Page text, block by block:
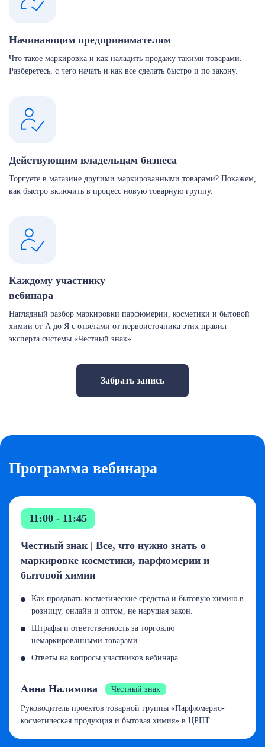
Начинающим предпринимателям
Что такое маркировка и как наладить продажу такими товарами.
Разберетесь, с чего начать и как все сделать быстро и по закону.
Действующим владельцам бизнеса
Торгуете в магазине другими маркированными товарами? Покажем,
как быстро включить в процесс новую товарную группу.
Каждому участнику
вебинара
Наглядный разбор маркировки парфюмерии, косметики и бытовой
химии от А до Я с ответами от первоисточника этих правил —
эксперта системы «Честный знак».
Забрать запись
Программа вебинара
11:00 - 11:45
Честный знак | Все, что нужно знать о
маркировке косметики, парфюмерии и
бытовой химии
Как продавать косметические средства и бытовую химию в
розницу, онлайн и оптом, не нарушая закон.
Штрафы и ответственность за торговлю
немаркированными товарами.
Ответы на вопросы участников вебинара.
Анна Налимова Честный знак
Руководитель проектов товарной группы «Парфюмерно-
косметическая продукция и бытовая химия» в ЦРПТ